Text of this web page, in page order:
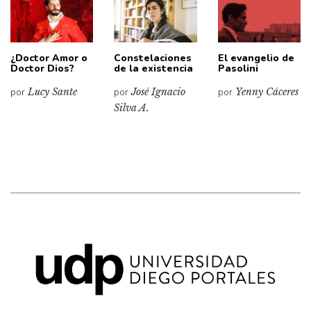
¿Doctor Amor o
Doctor Dios?
porLucy Sante
Constelaciones
de la existencia
porJosé Ignacio
Silva A.
El evangelio de
Pasolini
por Yenny Cáceres